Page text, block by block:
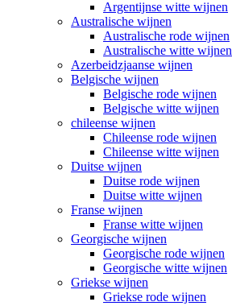
Argentijnse witte wijnen
Australische wijnen
Australische rode wijnen
Australische witte wijnen
Azerbeidzjaanse wijnen
Belgische wijnen
Belgische rode wijnen
Belgische witte wijnen
chileense wijnen
Chileense rode wijnen
Chileense witte wijnen
Duitse wijnen
Duitse rode wijnen
Duitse witte wijnen
Franse wijnen
Franse witte wijnen
Georgische wijnen
Georgische rode wijnen
Georgische witte wijnen
Griekse wijnen
Griekse rode wijnen